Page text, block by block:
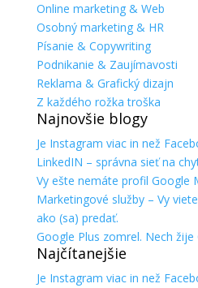
Online marketing & Web
Osobný marketing & HR
Písanie & Copywriting
Podnikanie & Zaujímavosti
Reklama & Grafický dizajn
Z každého rožka troška
Najnovšie blogy
Je Instagram viac in než
LinkedIN – správna sieť na
Vy ešte nemáte profil Google
Marketingové služby – Vy
ako (sa) predať.
Google Plus zomrel. Nech žije
Najčítanejšie
Je Instagram viac in než